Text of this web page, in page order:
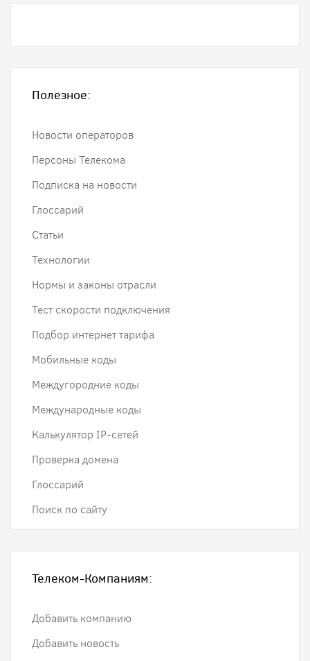
Полезное:
Новости операторов
Персоны Телекома
Подписка на новости
Глоссарий
Статьи
Технологии
Нормы и законы отрасли
Тест скорости подключения
Подбор интернет тарифа
Мобильные коды
Междугородние коды
Международные коды
Калькулятор IP-сетей
Проверка домена
Глоссарий
Поиск по сайту
Телеком-Компаниям:
Добавить компанию
Добавить новость